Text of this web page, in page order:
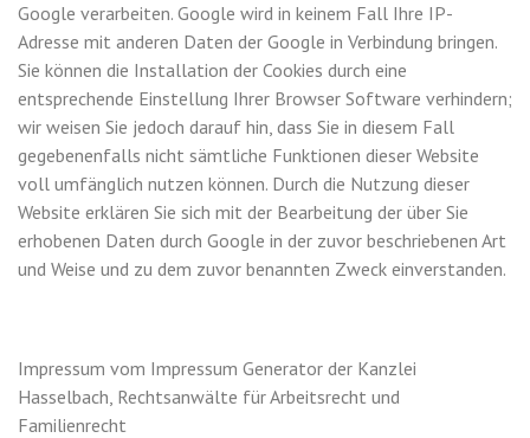
Google verarbeiten. Google wird in keinem Fall Ihre IP-
Adresse mit anderen Daten der Google in Verbindung bringen.
Sie können die Installation der Cookies durch eine
entsprechende Einstellung Ihrer Browser Software verhindern;
wir weisen Sie jedoch darauf hin, dass Sie in diesem Fall
gegebenenfalls nicht sämtliche Funktionen dieser Website
voll umfänglich nutzen können. Durch die Nutzung dieser
Website erklären Sie sich mit der Bearbeitung der über Sie
erhobenen Daten durch Google in der zuvor beschriebenen Art
und Weise und zu dem zuvor benannten Zweck einverstanden.
Impressum vom Impressum Generator der Kanzlei
Hasselbach, Rechtsanwälte für Arbeitsrecht und
Familienrecht